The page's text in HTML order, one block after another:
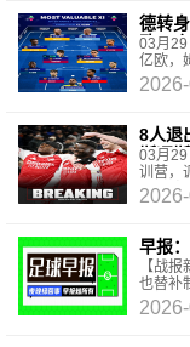
德转
欧，
03月29
亿欧，
阵：门
斯（
8人退
斯通
03月29
训营，
日本队
早报
【战
也替补
苏格兰